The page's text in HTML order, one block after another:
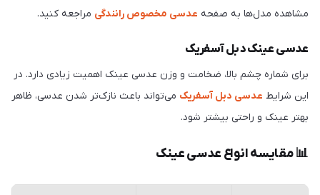
مشاهده مدل‌ها به صفحه عدسی مخصوص رانندگی مراجعه کنید.
عدسی عینک دبل آسفریک
برای شماره چشم بالا، ضخامت و وزن عدسی عینک اهمیت زیادی دارد. در
این شرایط عدسی دبل آسفریک می‌تواند باعث نازک‌تر شدن عدسی، ظاهر
بهتر عینک و راحتی بیشتر شود.
📊 مقایسه انواع عدسی عینک